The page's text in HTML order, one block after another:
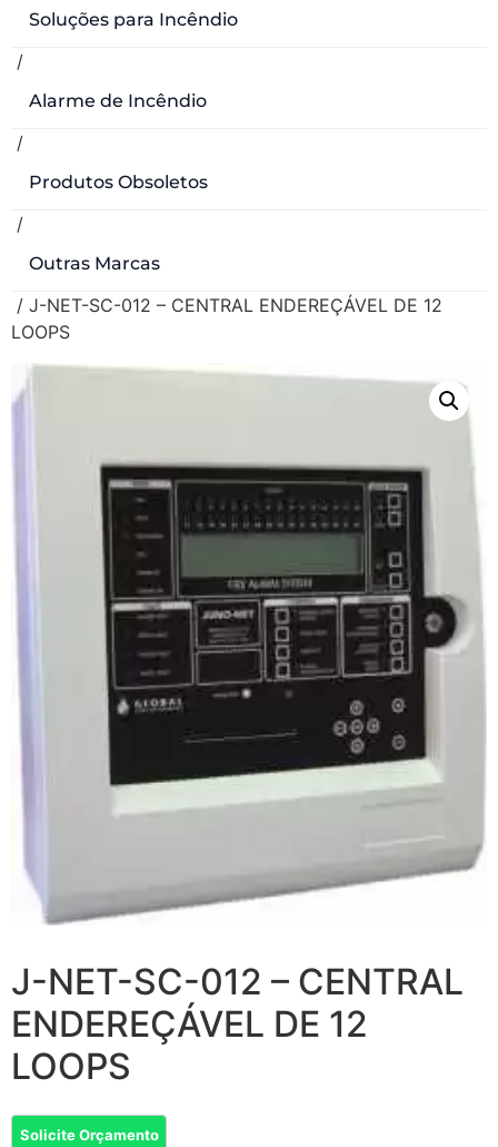
Soluções para Incêndio
/
Alarme de Incêndio
/
Produtos Obsoletos
/
Outras Marcas
/ J-NET-SC-012 – CENTRAL ENDEREÇÁVEL DE 12
LOOPS
J-NET-SC-012 – CENTRAL
ENDEREÇÁVEL DE 12
LOOPS
Solicite Orçamento